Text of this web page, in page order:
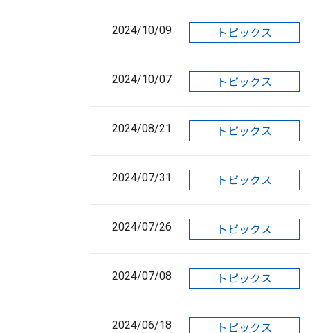
2024/10/09 トピックス
2024/10/07 トピックス
2024/08/21 トピックス
2024/07/31 トピックス
2024/07/26 トピックス
2024/07/08 トピックス
2024/06/18 トピックス